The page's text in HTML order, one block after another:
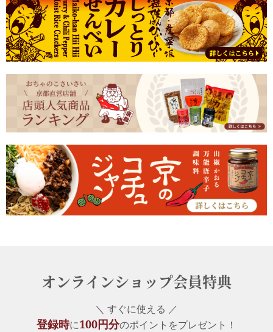
オンラインショップ会員特典
＼ すぐに使える ／
登録時に100円分のポイントをプレゼント！